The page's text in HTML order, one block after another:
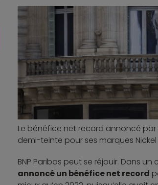
Le bénéfice net record annoncé par
demi-teinte pour ses marques
BNP Paribas peut se réjouir. Dans
annoncé un bénéfice net record